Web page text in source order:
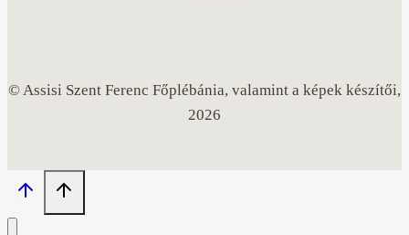
© Assisi Szent Ferenc Főplébánia, valamint a képek készítői,
2026